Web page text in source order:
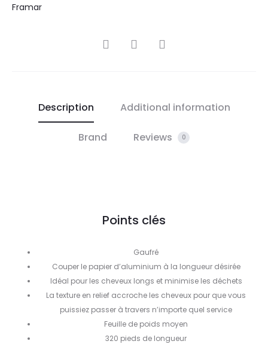
Framar
SHARE
Description Additional information
Brand Reviews 0
Points clés
Gaufré
Couper le papier d’aluminium à la longueur désirée
Idéal pour les cheveux longs et minimise les déchets
La texture en relief accroche les cheveux pour que vous
puissiez passer à travers n’importe quel service
Feuille de poids moyen
320 pieds de longueur